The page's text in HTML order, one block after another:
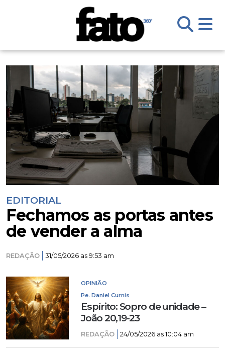
EDITORIAL
Fechamos as portas antes
de vender a alma
REDAÇÃO 31/05/2026 as 9:53 am
OPINIÃO
Pe. Daniel Curnis
Espírito: Sopro de unidade –
João 20,19-23
REDAÇÃO 24/05/2026 as 10:04 am